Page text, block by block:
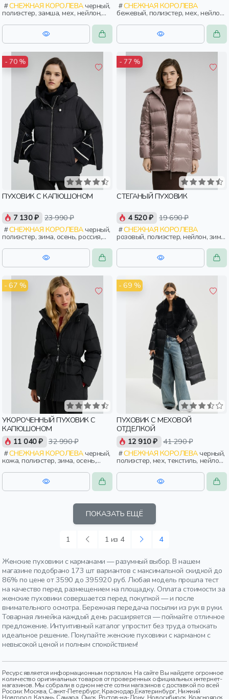
СНЕЖНАЯ КОРОЛЕВАчерный,
полиэстер, замша, мех, нейлон,
зима, осень, россия, прямые,
капюшон, застежка, утепленные,
стеганые, кнопки, карман,
воротник, воротник-стойка,
СНЕЖНАЯ КОРОЛЕВА
бежевый, полиэстер, мех, нейлон,
зима, осень, россия, прямые,
укороченные, застежка,
утепленные, ворот, прорези,
карман, воротник, воротник-
- 70 %
ПУХОВИК С КАПЮШОНОМ
7 130 ₽ 23 990 ₽
СНЕЖНАЯ КОРОЛЕВАчерный,
полиэстер, зима, осень, россия,
капюшон, застежка, утепленные,
стеганые, прорези, карман,
женщины, взрослые
- 77 %
СТЕГАНЫЙ ПУХОВИК
4 520 ₽ 19 690 ₽
СНЕЖНАЯ КОРОЛЕВА
розовый, полиэстер, нейлон, зима,
осень, россия, прямые, застежка,
утепленные, стеганые, прорези,
карман, воротник, женщины,
взрослые
- 67 %
УКОРОЧЕННЫЙ ПУХОВИК С
КАПЮШОНОМ
11 040 ₽ 32 990 ₽
СНЕЖНАЯ КОРОЛЕВАчерный,
кожа, полиэстер, зима, осень,
россия, капюшон, застежка,
утепленные, стеганые,
приталенные, карман, кулиска,
пояс, женщины, взрослые
- 69 %
ПУХОВИК С МЕХОВОЙ
ОТДЕЛКОЙ
12 910 ₽ 41 290 ₽
СНЕЖНАЯ КОРОЛЕВАчерный,
полиэстер, мех, текстиль, нейлон,
зима, осень, россия, приталенные,
прорези, карман, воротник, пояс,
женщины, взрослые
ПОКАЗАТЬ ЕЩЁ
1 1 из 4 4
Женские пуховики с карманами — разумный выбор. В нашем
магазине подобрано 173 шт вариантов с максимальной скидкой до
86% по цене от 3590 до 395920 руб. Любая модель прошла тест
на качество перед размещением на площадку. Оплата стоимости за
женские пуховики совершается перед покупкой — и после
внимательного осмотра. Бережная передача посылки из рук в руки.
Товарная линейка каждый день расширяется — поймайте отличное
предложение. Интуитивный каталог упростит без труда отыскать
идеальное решение. Покупайте женские пуховики с карманом с
невысокой ценой и полным спокойствием!
Ресурс является информационным порталом. На сайте Вы найдете огромное
количество оригинальных товаров от проверенных официальных интернет-
магазинов. Мы собрали в одном месте сотни магазинов с доставкой по всей
России: Москва, Санкт-Петербург, Краснодар,Екатеринбург, Нижний
Новгород, Казань, Самара, Омск, Ростов-на-Дону, Новосибирск, Красноярск,